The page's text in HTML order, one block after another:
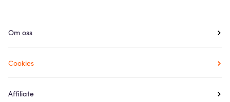
Om oss
Cookies
Affiliate